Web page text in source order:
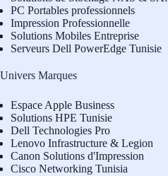
PC Portables professionnels
Impression Professionnelle
Solutions Mobiles Entreprise
Serveurs Dell PowerEdge Tunisie
Univers Marques
Espace Apple Business
Solutions HPE Tunisie
Dell Technologies Pro
Lenovo Infrastructure & Legion
Canon Solutions d'Impression
Cisco Networking Tunisia